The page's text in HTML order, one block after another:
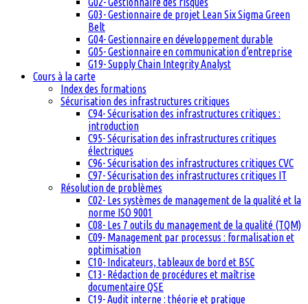
G03- Gestionnaire de projet Lean Six Sigma Green
Belt
G04- Gestionnaire en développement durable
G05- Gestionnaire en communication d’entreprise
G19- Supply Chain Integrity Analyst
Cours à la carte
Index des formations
Sécurisation des infrastructures critiques
C94- Sécurisation des infrastructures critiques :
introduction
C95- Sécurisation des infrastructures critiques
électriques
C96- Sécurisation des infrastructures critiques CVC
C97- Sécurisation des infrastructures critiques IT
Résolution de problèmes
C02- Les systèmes de management de la qualité et la
norme ISO 9001
C08- Les 7 outils du management de la qualité (TQM)
C09- Management par processus : formalisation et
optimisation
C10- Indicateurs, tableaux de bord et BSC
C13- Rédaction de procédures et maîtrise
documentaire QSE
C19- Audit interne : théorie et pratique